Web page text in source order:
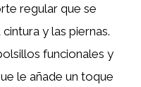
regular que se
y las piernas.
funcionales y
le añade un toque